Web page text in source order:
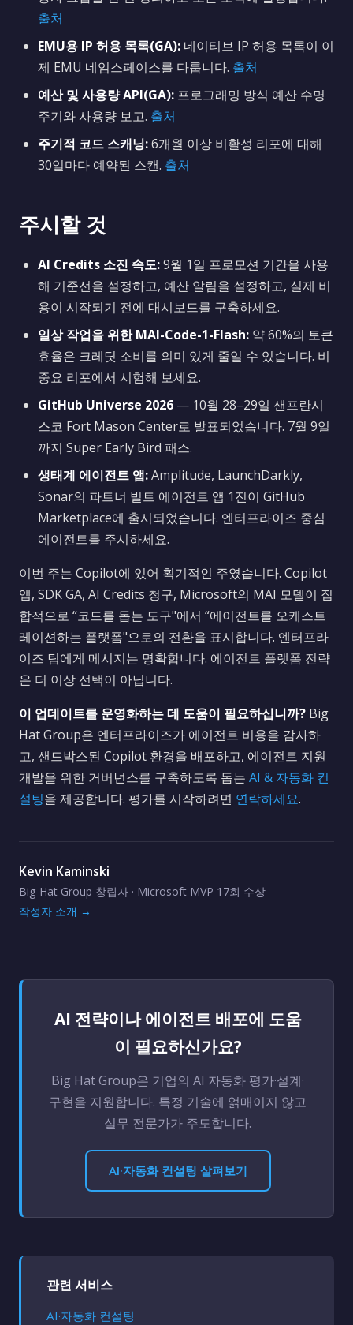
출처
EMU용 IP 허용 목록(GA): 네이티브 IP 허용 목록이 이
제 EMU 네임스페이스를 다룹니다. 출처
예산 및 사용량 API(GA): 프로그래밍 방식 예산 수명
주기와 사용량 보고. 출처
주기적 코드 스캐닝:6개월 이상 비활성 리포에 대해
30일마다 예약된 스캔. 출처
주시할 것
AI Credits 소진 속도:9월 1일 프로모션 기간을 사용
해 기준선을 설정하고, 예산 알림을 설정하고, 실제 비
용이 시작되기 전에 대시보드를 구축하세요.
일상 작업을 위한 MAI-Code-1-Flash: 약 60%의 토큰
효율은 크레딧 소비를 의미 있게 줄일 수 있습니다. 비
중요 리포에서 시험해 보세요.
GitHub Universe 2026 — 10월 28–29일 샌프란시
스코 Fort Mason Center로 발표되었습니다. 7월 9일
까지 Super Early Bird 패스.
생태계 에이전트 앱:Amplitude, LaunchDarkly,
Sonar의 파트너 빌트 에이전트 앱 1진이 GitHub
Marketplace에 출시되었습니다. 엔터프라이즈 중심
에이전트를 주시하세요.
이번 주는 Copilot에 있어 획기적인 주였습니다. Copilot
앱, SDK GA, AI Credits 청구, Microsoft의 MAI 모델이 집
합적으로 “코드를 돕는 도구"에서 “에이전트를 오케스트
레이션하는 플랫폼"으로의 전환을 표시합니다. 엔터프라
이즈 팀에게 메시지는 명확합니다. 에이전트 플랫폼 전략
은 더 이상 선택이 아닙니다.
이 업데이트를 운영화하는 데 도움이 필요하십니까? Big
Hat Group은 엔터프라이즈가 에이전트 비용을 감사하
고, 샌드박스된 Copilot 환경을 배포하고, 에이전트 지원
개발을 위한 거버넌스를 구축하도록 돕는 AI & 자동화 컨
설팅을 제공합니다. 평가를 시작하려면 연락하세요.
Kevin Kaminski
Big Hat Group 창립자 · Microsoft MVP 17회 수상
작성자 소개 →
AI 전략이나 에이전트 배포에 도움
이 필요하신가요?
Big Hat Group은 기업의 AI 자동화 평가·설계·
구현을 지원합니다. 특정 기술에 얽매이지 않고
실무 전문가가 주도합니다.
AI·자동화 컨설팅 살펴보기
관련 서비스
AI·자동화 컨설팅